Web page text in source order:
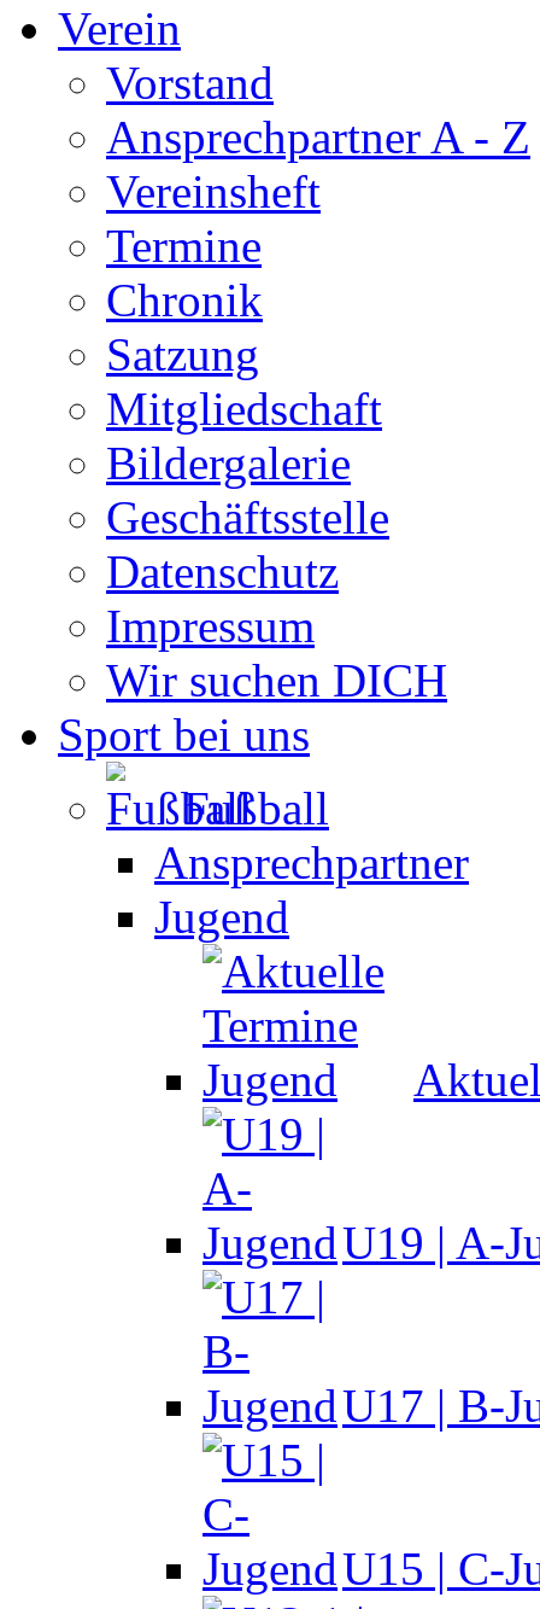
Verein
Vorstand
Ansprechpartner A - Z
Vereinsheft
Termine
Chronik
Satzung
Mitgliedschaft
Bildergalerie
Geschäftsstelle
Datenschutz
Impressum
Wir suchen DICH
Sport bei uns
Fußball
Ansprechpartner
Jugend
U19 | A-
U17 | B-
U15 | C-